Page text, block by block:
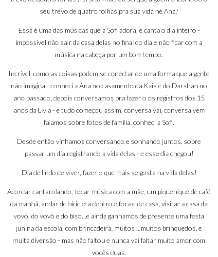
seu trevo de quatro folhas pra sua vida né Ana?
Essa é uma das músicas que a Sofi adora, e canta o dia inteiro -
impossível não sair da casa delas no final do dia e não ficar com a
música na cabeça por um bom tempo.
Incrível, como as coisas podem se conectar de uma forma que a gente
não imagina - conheci a Ana no casamento da Kaia e do Darshan no
ano passado, depois conversamos pra fazer o os registros dos 15
anos da Lívia - e tudo começou assim, conversa vai, conversa vem
falamos sobre fotos de família, conheci a Sofi.
Desde então vínhamos conversando e sonhando juntos, sobre
passar um dia registrando a vida delas - e esse dia chegou!
Dia de lindo de viver, fazer o que mais se gosta na vida delas!
Acordar cantarolando, tocar música com a mãe, um piquenique de café
da manhã, andar de bicicleta dentro e fora e de casa, visitar a casa da
vovó, do vovô e do biso...e ainda ganhamos de presente uma festa
junina da escola, com brincadeira, muitos ...muitos brinquedos, e
muita diversão - mas não faltou e nunca vai faltar muito amor com
vocês duas.